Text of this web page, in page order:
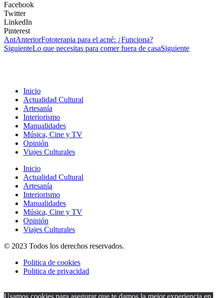
Facebook
Twitter
LinkedIn
Pinterest
AntAnteriorFototerapia para el acné: ¿Funciona?
SiguienteLo que necesitas para comer fuera de casaSiguiente
Inicio
Actualidad Cultural
Artesanía
Interiorismo
Manualidades
Música, Cine y TV
Opinión
Viajes Culturales
Inicio
Actualidad Cultural
Artesanía
Interiorismo
Manualidades
Música, Cine y TV
Opinión
Viajes Culturales
© 2023 Todos los derechos reservados.
Politica de cookies
Politica de privacidad